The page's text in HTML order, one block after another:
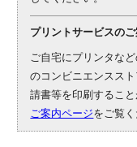
プリントサービスの
ご自宅にプリンタな
のコンビニエンスス
請書等を印刷するこ
ご案内ページをご覧く